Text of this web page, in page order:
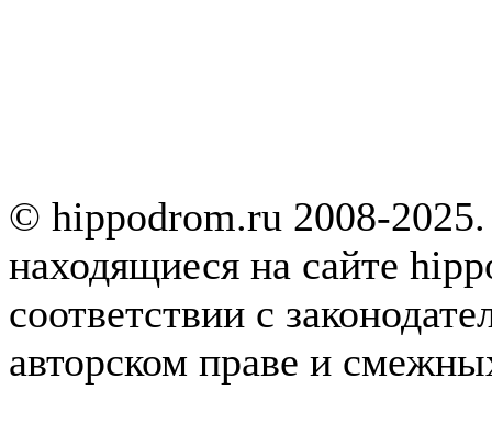
© hippodrom.ru 2008-
находящиеся на сайте
соответствии с
авторском праве и